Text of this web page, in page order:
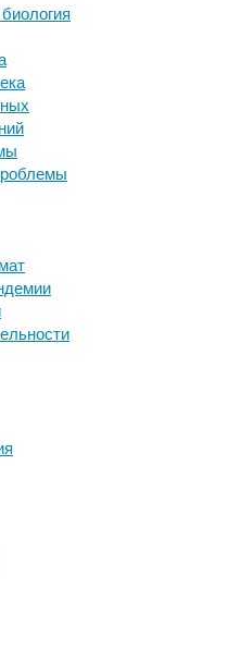
органоида